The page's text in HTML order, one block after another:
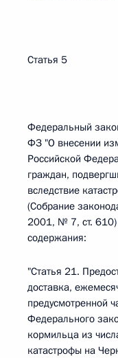
Статья 5
Федеральный
ФЗ "О внесении
Российской
граждан,
вследствие
(Собрание
2001, № 7, ст. 610)
содержания:
"Статья 21.
доставка,
предусмотренной
Федерального
кормильца из
катастрофы на